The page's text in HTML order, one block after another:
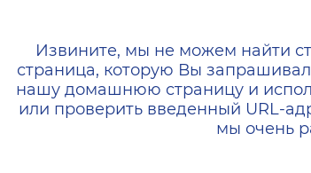
404 — Страница
Извините, мы не можем найти
страница, которую Вы
нашу домашнюю страницу и
или проверить введенный URL-
мы очень